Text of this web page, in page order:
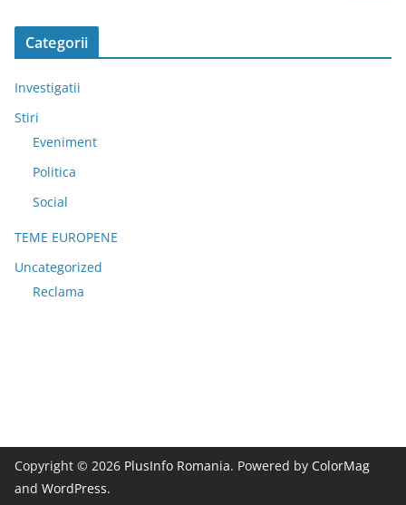
Categorii
Investigatii
Stiri
Eveniment
Politica
Social
TEME EUROPENE
Uncategorized
Reclama
Copyright © 2026 PlusInfo Romania. Powered by ColorMag
and WordPress.